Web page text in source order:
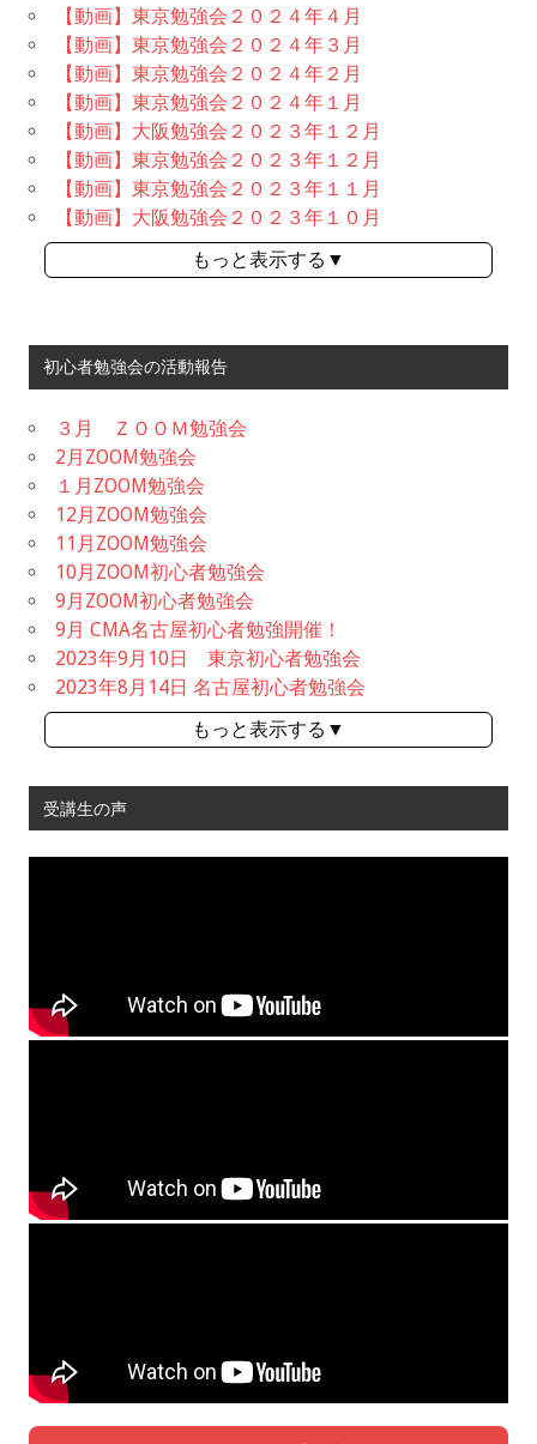
【動画】東京勉強会２０２４年４月
【動画】東京勉強会２０２４年３月
【動画】東京勉強会２０２４年２月
【動画】東京勉強会２０２４年１月
【動画】大阪勉強会２０２３年１２月
【動画】東京勉強会２０２３年１２月
【動画】東京勉強会２０２３年１１月
【動画】大阪勉強会２０２３年１０月
もっと表示する▼
初心者勉強会の活動報告
３月 ＺＯＯＭ勉強会
2月ZOOM勉強会
１月ZOOM勉強会
12月ZOOM勉強会
11月ZOOM勉強会
10月ZOOM初心者勉強会
9月ZOOM初心者勉強会
9月 CMA名古屋初心者勉強開催！
2023年9月10日 東京初心者勉強会
2023年8月14日 名古屋初心者勉強会
もっと表示する▼
受講生の声